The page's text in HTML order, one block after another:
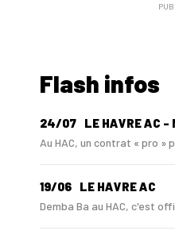
Flash infos
24/07 LE HAVRE AC -
Au HAC, un contrat « pro »
19/06 LE HAVRE AC
Demba Ba au HAC, c'est